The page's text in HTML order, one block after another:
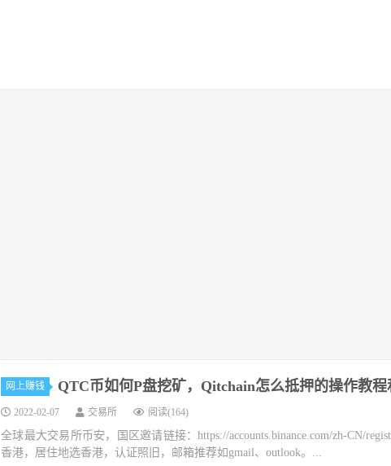
网上赚钱 QTC币如何P盘挖矿，Qitchain怎么抵押的操作教程
2022-02-07 交易所 阅读(164)
全球最大交易所币安，国区邀请链接：https://accounts.binance.com/zh-CN/
香港，居住地选香港，认证照旧，邮箱推荐如gmail、outlook。...